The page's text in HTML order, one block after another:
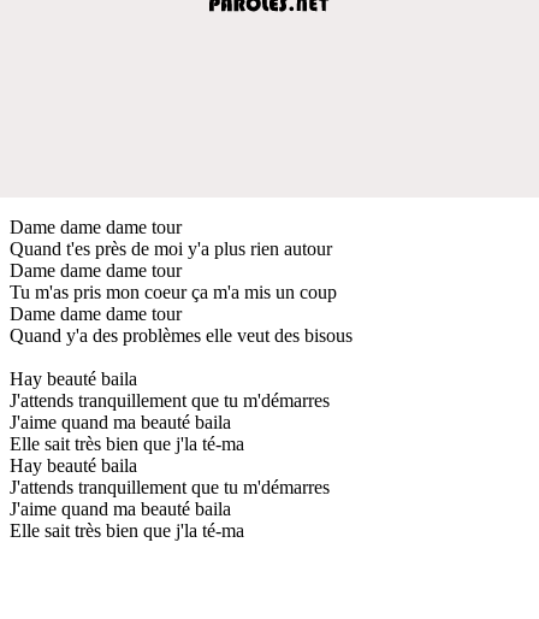
Dame dame dame tour
Quand t'es près de moi y'a plus rien autour
Dame dame dame tour
Tu m'as pris mon coeur ça m'a mis un coup
Dame dame dame tour
Quand y'a des problèmes elle veut des bisous
Hay beauté baila
J'attends tranquillement que tu m'démarres
J'aime quand ma beauté baila
Elle sait très bien que j'la té-ma
Hay beauté baila
J'attends tranquillement que tu m'démarres
J'aime quand ma beauté baila
Elle sait très bien que j'la té-ma